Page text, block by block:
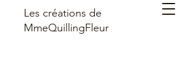
Les créations de
MmeQuillingFleur